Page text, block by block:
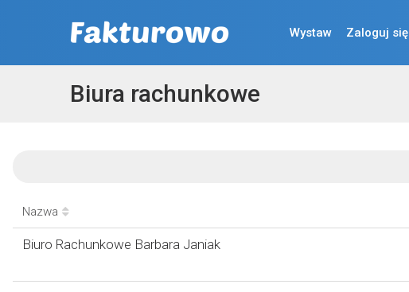
Wystaw Zaloguj się
Biura rachunkowe
Nazwa
Biuro Rachunkowe Barbara Janiak